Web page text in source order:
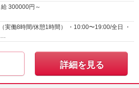
300000円～
実働8時間/休憩1時間） ・10:00〜19:00/全日 ・
詳細を見る